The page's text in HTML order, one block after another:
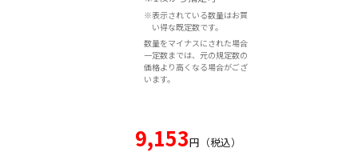
※表示されている数量はお買
い得な既定数です。
数量をマイナスにされた場合
一定数までは、元の規定数の
価格より高くなる場合がござ
います。
9,153円（税込）